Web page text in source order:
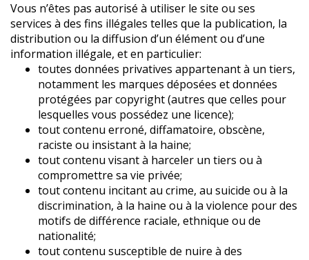
Vous n’êtes pas autorisé à utiliser le site ou ses
services à des fins illégales telles que la publication, la
distribution ou la diffusion d’un élément ou d’une
information illégale, et en particulier:
toutes données privatives appartenant à un tiers,
notamment les marques déposées et données
protégées par copyright (autres que celles pour
lesquelles vous possédez une licence);
tout contenu erroné, diffamatoire, obscène,
raciste ou insistant à la haine;
tout contenu visant à harceler un tiers ou à
compromettre sa vie privée;
tout contenu incitant au crime, au suicide ou à la
discrimination, à la haine ou à la violence pour des
motifs de différence raciale, ethnique ou de
nationalité;
tout contenu susceptible de nuire à des